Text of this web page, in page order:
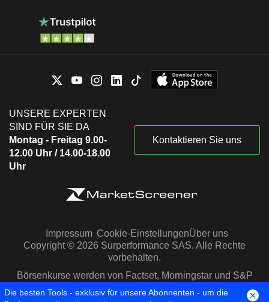
UNSERE EXPERTEN
SIND FÜR SIE DA
Montag - Freitag 9.00-
12.00 Uhr / 14.00-18.00
Uhr
Kontaktieren Sie uns
Impressum Cookie-EinstellungenÜber uns
Copyright © 2026 Surperformance SAS. Alle Rechte
vorbehalten.
Börsenkurse werden von Factset, Morningstar und S&P
Capital IQ zur Verfügung gestellt
Die besten Tools - exklusiv für unsere Abonnenten - um die